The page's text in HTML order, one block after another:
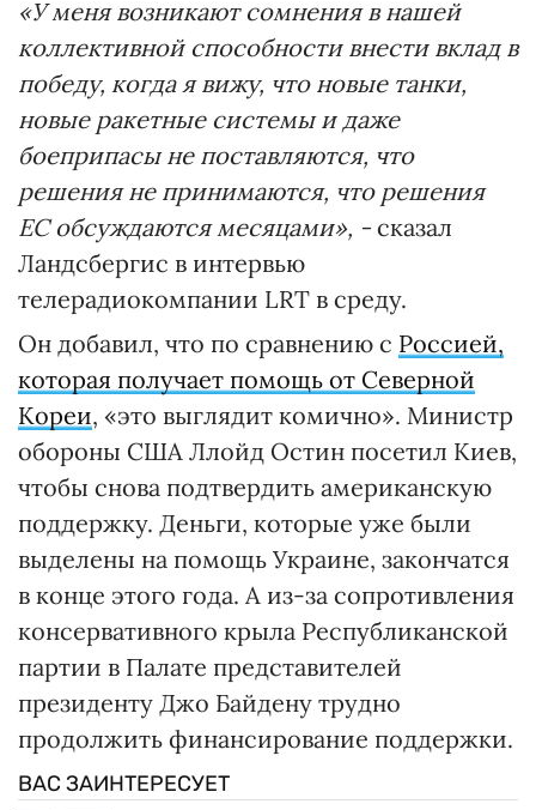
«У меня возникают сомнения в нашей
коллективной способности внести вклад в
победу, когда я вижу, что новые танки,
новые ракетные системы и даже
боеприпасы не поставляются, что
решения не принимаются, что решения
ЕС обсуждаются месяцами», - сказал
Ландсбергис в интервью
телерадиокомпании LRT в среду.
Он добавил, что по сравнению с Россией,
которая получает помощь от Северной
Кореи, «это выглядит комично». Министр
обороны США Ллойд Остин посетил Киев,
чтобы снова подтвердить американскую
поддержку. Деньги, которые уже были
выделены на помощь Украине, закончатся
в конце этого года. А из-за сопротивления
консервативного крыла Республиканской
партии в Палате представителей
президенту Джо Байдену трудно
продолжить финансирование поддержки.
ВАС ЗАИНТЕРЕСУЕТ